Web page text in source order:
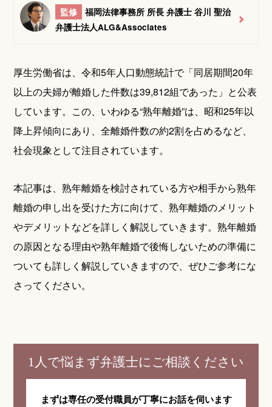
監修
福岡法律事務所 所長 弁護士 谷川 聖治
弁護士法人ALG&Associates
厚生労働省は、令和5年人口動態統計で「同居期間20年
以上の夫婦が離婚した件数は39,812組であった」と公表
しています。この、いわゆる“熟年離婚”は、昭和25年以
降上昇傾向にあり、全離婚件数の約2割を占めるなど、
社会現象として注目されています。
本記事は、熟年離婚を検討されている方や相手から熟年
離婚の申し出を受けた方に向けて、熟年離婚のメリット
やデメリットなどを詳しく解説していきます。熟年離婚
の原因となる理由や熟年離婚で後悔しないための準備に
ついても詳しく解説していきますので、ぜひご参考にな
さってください。
1人で悩まず弁護士にご相談ください
まずは専任の受付職員が丁寧にお話を伺います